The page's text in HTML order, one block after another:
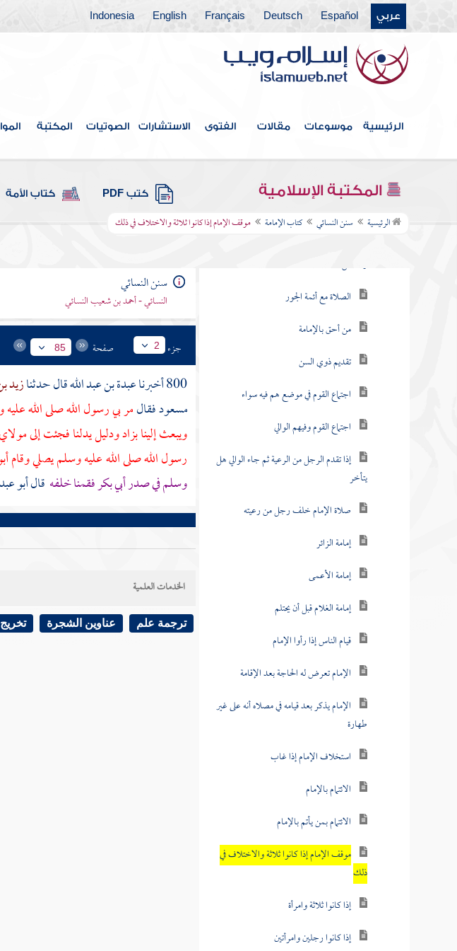
عربي Español
Deutsch
Français
English
Indonesia
الرئيسية موسوعات مقالات الفتوى الاستشارات الصوتيات المكتبة
المكتبة الإسلامية كتب PDF كتاب الأمة
الرئيسية سنن النسائي كتاب الإمامة موقف الإمام إذا كانوا ثلاثة والاختلاف في ذلك
كتاب الغسل والتيمم
كتاب الصلاة
كتاب المواقيت
كتاب الأذان
كتاب المساجد
كتاب القبلة
كتاب الإمامة
والفضل
الصلاة مع أئمة الجور
من أحق بالإمامة
تقديم ذوي السن
اجتماع القوم في موضع هم فيه سواء
اجتماع القوم وفيهم الوالي
إذا تقدم الرجل من الرعية ثم جاء الوالي هل
يتأخر
صلاة الإمام خلف رجل من رعيته
إمامة الزائر
إمامة الأعمى
إمامة الغلام قبل أن يحتلم
قيام الناس إذا رأوا الإمام
الإمام تعرض له الحاجة بعد الإقامة
الإمام يذكر بعد قيامه في مصلاه أنه على غير
طهارة
استخلاف الإمام إذا غاب
الائتمام بالإمام
الائتمام بمن يأتم بالإمام
موقف الإمام إذا كانوا ثلاثة والاختلاف في
ذلك
إذا كانوا ثلاثة وامرأة
إذا كانوا رجلين وامرأتين
سنن النسائي
النسائي - أحمد بن شعيب النسائي
جزء 2 صفحة 85
800 أخبرنا عبدة بن عبد اللهقال حدثنازيد
مسعودفقالمر بي رسول الله صلى الله
ويبعث إلينا بزاد ودليل يدلنا فجئت إلى
رسول الله صلى الله عليه وسلم يصلي وقام
وسلم في صدرأبي بكرفقمنا خلفه قال أبو
الخدمات العلمية
ترجمة علم عناوين الشجرة